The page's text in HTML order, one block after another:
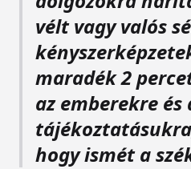
vélt vagy valós
maradék 2
az emberekre és
hogy ismét a